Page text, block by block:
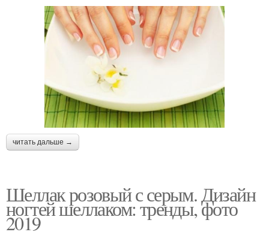
читать дальше →
Шеллак розовый с серым. Дизайн
ногтей шеллаком: тренды, фото
2019